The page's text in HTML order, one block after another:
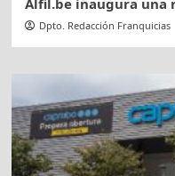
Dpto. Redacción Franquicias